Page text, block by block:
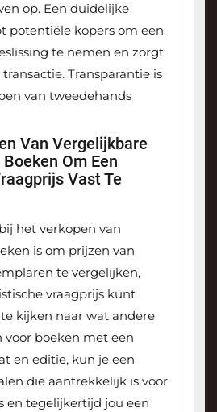
op. Een duidelijke
potentiële kopers om een
te nemen en zorgt
Transparantie is
van tweedehands
Van Vergelijkbare
Om Een
Vast Te
het verkopen van
is om prijzen van
te vergelijken,
vraagprijs kunt
kijken naar wat andere
voor boeken met een
en editie, kun je een
die aantrekkelijk is voor
en tegelijkertijd jou een